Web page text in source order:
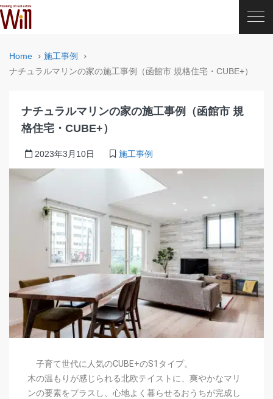
Home
施工事例
ナチュラルマリンの家の施工事例（函館市 規格住宅・CUBE+）
ナチュラルマリンの家の施工事例（函館市 規
格住宅・CUBE+）
2023年3月10日 施工事例
子育て世代に人気のCUBE+のS1タイプ。
木の温もりが感じられる北欧テイストに、爽やかなマリ
ンの要素をプラスし、心地よく暮らせるおうちが完成し